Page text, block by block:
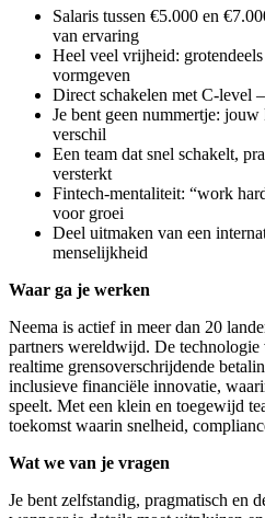
Salaris tussen €5.000 en
van ervaring
Heel veel vrijheid:
vormgeven
Direct schakelen met C-level
Je bent geen nummertje:
verschil
Een team dat snel schakelt,
versterkt
Fintech-mentaliteit: “work
voor groei
Deel uitmaken van een
menselijkheid
Waar ga je werken
Neema is actief in meer dan 20
partners wereldwijd. De technologie
realtime grensoverschrijdende
inclusieve financiële innovatie,
speelt. Met een klein en toegewijd
toekomst waarin snelheid,
Wat we van je vragen
Je bent zelfstandig, pragmatisch en